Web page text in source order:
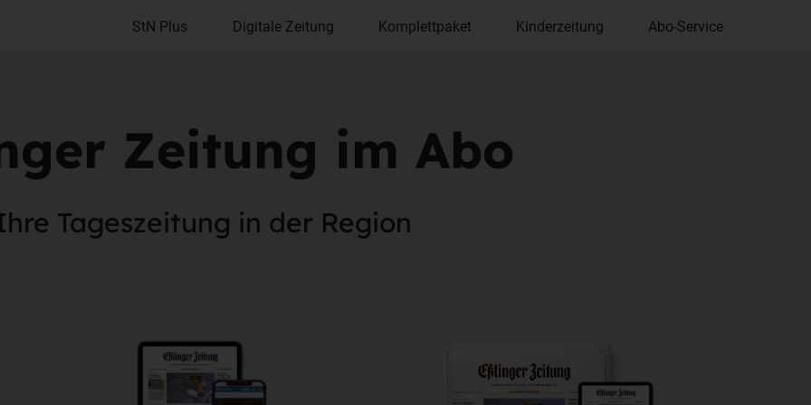
StN Plus Digitale Zeitung Komplettpaket Kinderzeitung Abo-Service
Zeitung im Abo
Tageszeitung in der Region